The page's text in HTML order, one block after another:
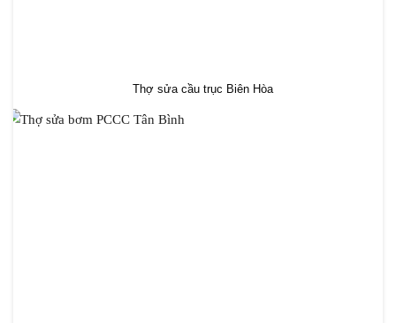
Thợ sửa cầu trục Biên Hòa